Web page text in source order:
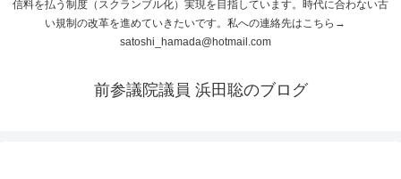
信料を払う制度（スクランブル化）実現を目指しています。時代に合わない古
い規制の改革を進めていきたいです。私への連絡先はこちら→
satoshi_hamada@hotmail.com
前参議院議員 浜田聡のブログ